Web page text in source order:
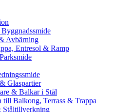
Avbärning
Entresol & Ramp
Glaspartier
& Balkar i Stål
till Balkong, Terrass & Trappa
Ståltillverkning